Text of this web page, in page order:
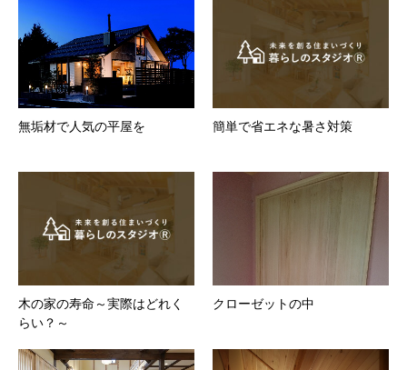
無垢材で人気の平屋を 簡単で省エネな暑さ対策
木の家の寿命～実際はどれく
らい？～
クローゼットの中